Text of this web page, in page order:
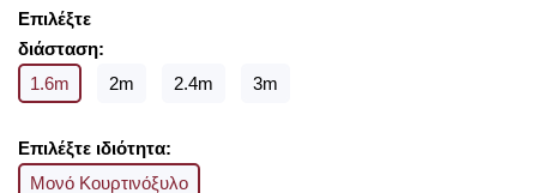
Επιλέξτε
διάσταση:
1.6m
2m 2.4m 3m
Επιλέξτε ιδιότητα:
Μονό Κουρτινόξυλο